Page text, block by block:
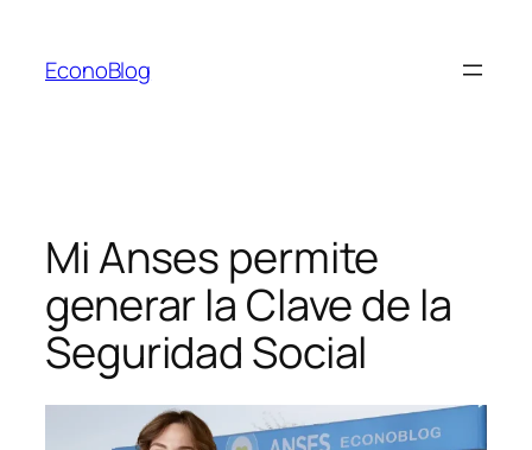
contenido
EconoBlog
Mi Anses permite
generar la Clave de la
Seguridad Social